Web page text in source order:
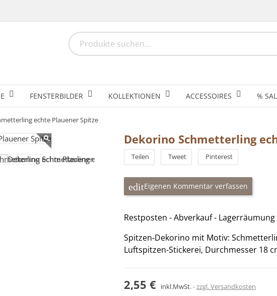
FENSTERBILDER KOLLEKTIONEN ACCESSOIRES %
echte Plauener Spitze
Dekorino Schmetterling
Teilen Tweet Pinterest
Eigenen Kommentar verfassen
Restposten - Abverkauf - Lagerräumung
Spitzen-Dekorino mit Motiv:
Luftspitzen-Stickerei, Durchmesser 18
2,55 € inkl.MwSt. zzgl. Versandkosten